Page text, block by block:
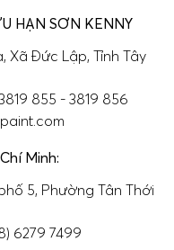
HẠN SƠN KENNY
Xã Đức Lập, Tỉnh Tây
855 - 3819 856
Minh:
5, Phường Tân Thới
6279 7499